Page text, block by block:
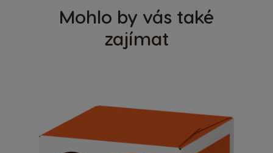
Mohlo by vás také
zajímat